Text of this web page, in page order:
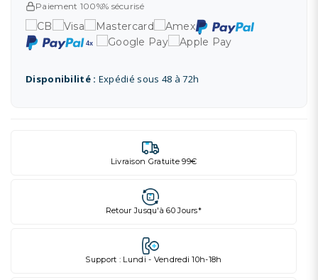
Paiement 100%% sécurisé
Disponibilité : Expédié sous 48 à 72h
Livraison Gratuite 99€
Retour Jusqu'à 60 Jours*
Support : Lundi - Vendredi 10h-18h